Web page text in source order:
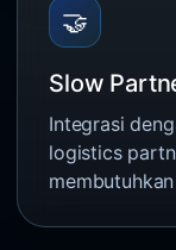
🤝
Slow
Integrasi
logistics